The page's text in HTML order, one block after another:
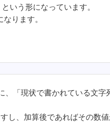
いう形になっています。
ります。
、「現状で書かれている文字
し、加算後であればその数値